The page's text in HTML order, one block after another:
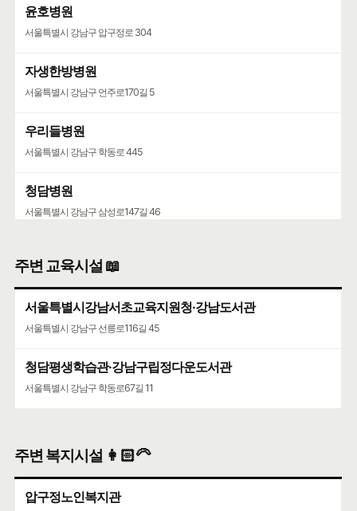
윤호병원
서울특별시 강남구 압구정로 304
자생한방병원
서울특별시 강남구 언주로170길 5
우리들병원
서울특별시 강남구 학동로 445
청담병원
서울특별시 강남구 삼성로147길 46
주변 교육시설 📖
서울특별시강남서초교육지원청·강남도서관
서울특별시 강남구 선릉로116길 45
청담평생학습관·강남구립정다운도서관
서울특별시 강남구 학동로67길 11
주변 복지시설 👩🏻‍🦳
압구정노인복지관